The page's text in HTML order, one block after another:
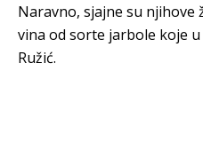
Naravno, sjajne su njihove
vina od sorte jarbole koje
Ružić.